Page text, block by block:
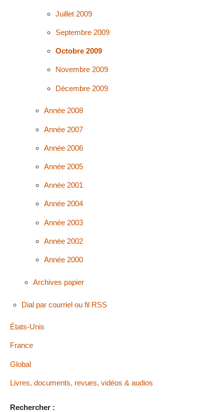
Juillet 2009
Septembre 2009
Octobre 2009
Novembre 2009
Décembre 2009
Année 2008
Année 2007
Année 2006
Année 2005
Année 2001
Année 2004
Année 2003
Année 2002
Année 2000
Archives papier
Dial par courriel ou fil RSS
États-Unis
France
Global
Livres, documents, revues, vidéos & audios
Rechercher :